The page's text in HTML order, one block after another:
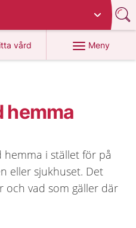
vård
på 1177.se
Meny
hemma
i stället för på
eller sjukhuset. Det
och vad som gäller där